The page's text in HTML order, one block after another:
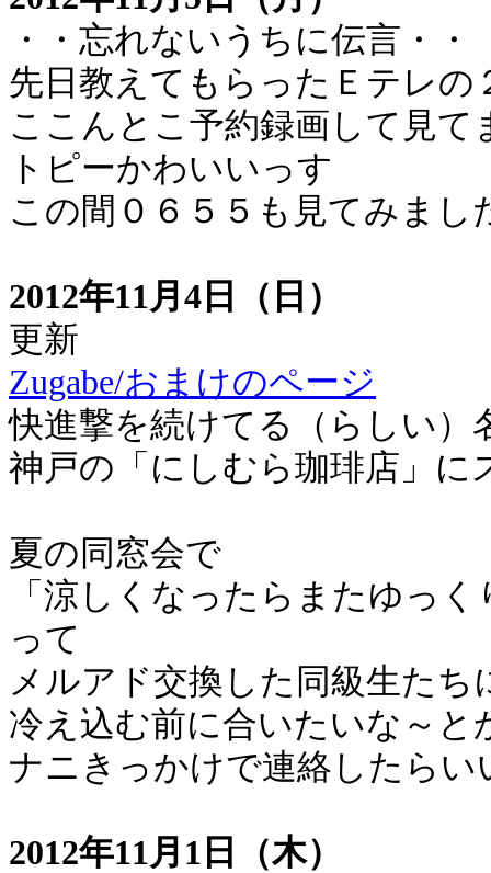
・・忘れないうちに伝言・・
先日教えてもらったＥテレの
ここんとこ予約録画して見て
トピーかわいいっす
この間０６５５も見てみまし
2012年11月4日（日）
更新
Zugabe/おまけのページ
快進撃を続けてる（らしい）
神戸の「にしむら珈琲店」に
夏の同窓会で
「涼しくなったらまたゆっ
って
メルアド交換した同級生たち
冷え込む前に合いたいな～と
ナニきっかけで連絡したら
2012年11月1日（木）